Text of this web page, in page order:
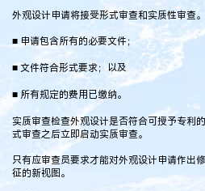
外观设计申请将接受形式审查和实质性审查
■ 申请包含所有的必要文件；
■ 文件符合形式要求；以及
■ 所有规定的费用已缴纳。
实质审查检查外观设计是否符合可授予专利
式审查之后立即启动实质审查。
只有应审查员要求才能对外观设计申请作出
征的新视图。